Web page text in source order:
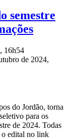
semestre
16h54
de 2024,
do Jordão, torna
para os
de 2024. Todas
o edital no link